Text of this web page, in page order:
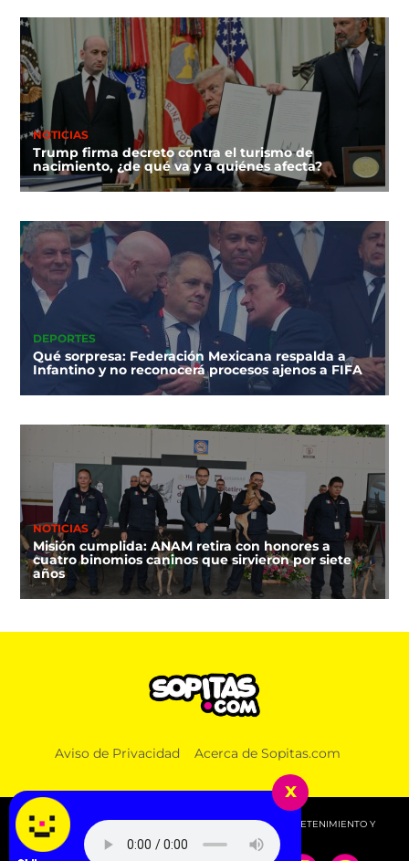
NOTICIAS
Trump firma decreto contra el turismo de
nacimiento, ¿de qué va y a quiénes afecta?
DEPORTES
Qué sorpresa: Federación Mexicana respalda a
Infantino y no reconocerá procesos ajenos a FIFA
NOTICIAS
Misión cumplida: ANAM retira con honores a
cuatro binomios caninos que sirvieron por siete
años
Aviso de Privacidad Acerca de Sopitas.com
© 2026 SOPITAS.COM - MÚSICA, NOTICIAS, DEPORTES, ENTRETENIMIENTO Y
MÁS!.
x